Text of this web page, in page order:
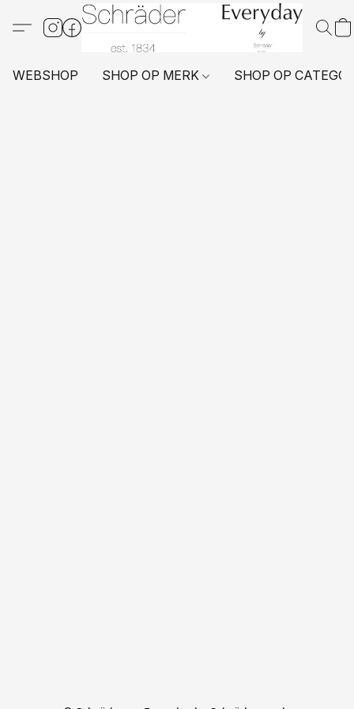
WEBSHOP SHOP OP MERK SHOP OP